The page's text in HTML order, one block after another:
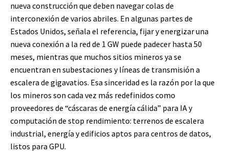
nueva construcción que deben navegar colas de
interconexión de varios abriles. En algunas partes de
Estados Unidos, señala el referencia, fijar y energizar una
nueva conexión a la red de 1 GW puede padecer hasta 50
meses, mientras que muchos sitios mineros ya se
encuentran en subestaciones y líneas de transmisión a
escalera de gigavatios. Esa sinceridad es la razón por la que
los mineros son cada vez más redefinidos como
proveedores de “cáscaras de energía cálida” para IA y
computación de stop rendimiento: terrenos de escalera
industrial, energía y edificios aptos para centros de datos,
listos para GPU.